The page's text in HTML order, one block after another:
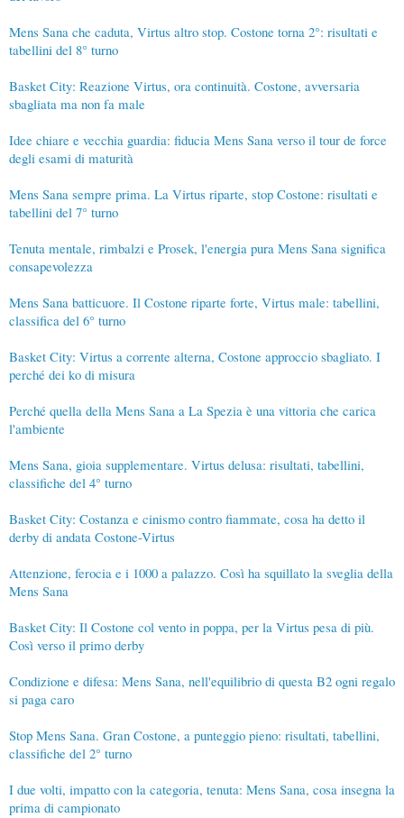
Mens Sana che caduta, Virtus altro stop. Costone torna 2°: risultati e
tabellini del 8° turno
Basket City: Reazione Virtus, ora continuità. Costone, avversaria
sbagliata ma non fa male
Idee chiare e vecchia guardia: fiducia Mens Sana verso il tour de force
degli esami di maturità
Mens Sana sempre prima. La Virtus riparte, stop Costone: risultati e
tabellini del 7° turno
Tenuta mentale, rimbalzi e Prosek, l'energia pura Mens Sana significa
consapevolezza
Mens Sana batticuore. Il Costone riparte forte, Virtus male: tabellini,
classifica del 6° turno
Basket City: Virtus a corrente alterna, Costone approccio sbagliato. I
perché dei ko di misura
Perché quella della Mens Sana a La Spezia è una vittoria che carica
l'ambiente
Mens Sana, gioia supplementare. Virtus delusa: risultati, tabellini,
classifiche del 4° turno
Basket City: Costanza e cinismo contro fiammate, cosa ha detto il
derby di andata Costone-Virtus
Attenzione, ferocia e i 1000 a palazzo. Così ha squillato la sveglia della
Mens Sana
Basket City: Il Costone col vento in poppa, per la Virtus pesa di più.
Così verso il primo derby
Condizione e difesa: Mens Sana, nell'equilibrio di questa B2 ogni regalo
si paga caro
Stop Mens Sana. Gran Costone, a punteggio pieno: risultati, tabellini,
classifiche del 2° turno
I due volti, impatto con la categoria, tenuta: Mens Sana, cosa insegna la
prima di campionato